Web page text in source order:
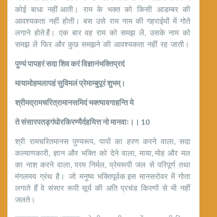
कोई बाधा नहीं आती। राम के भक्त को किसी आडम्बर की
आवश्यकता नहीं होती। बस उसे राम नाम की गहराईयों में गोते
लगाने होते हैं। एक बार वह राम को समझ लें, उसके नाम को
समझ लें फिर और कुछ समझने की आवश्यकता नहीं रह जाती।
पुण्यं पापहरं सदा शिव करं विज्ञानंभक्तिप्रदं
मायामोहमलापहं सुविमलं प्रेमाम्बुपूरं शुभम्।
श्रीमद्रामचरित्रामानसमिदं भक्त्यावगाहन्ति ये
ते संसारपतड्गंघोरकिरण्यैर्दहयित्त नो मानवाः।। 10
श्री रामचरितमानस पुण्यरूप, पापों का हरण करने वाला, सदा
कल्याणकारी, ज्ञान और भक्ति को देने वाला, माया, मोह और मल
का नाश करने वाला, परम निर्मल, प्रेमरूपी जल से परिपूर्ण तथा
मंगलमय ग्रंथ है। जो मनुष्य भक्तिपूर्वक इस मानसरोवर में गोता
लगाते हैं वे संसार रूपी सूर्य की अति प्रचंड किरणों से भी नहीं
जलते।